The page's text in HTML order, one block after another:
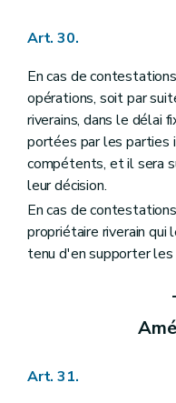
Art. 30.
En cas de
opérations, soit par
riverains, dans le délai
portées par les parties
compétents, et il sera
leur décision.
En cas de
propriétaire riverain qui
tenu d'en supporter les
Art. 31.